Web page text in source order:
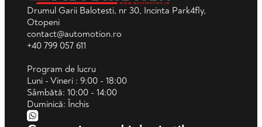
Drumul Garii Balotesti, nr 30, Incinta Park4fly,
Otopeni
contact@automotion.ro
+40 799 057 611
Program de lucru
Luni - Vineri : 9:00 - 18:00
Sâmbătă: 10:00 - 14:00
Duminică: Închis